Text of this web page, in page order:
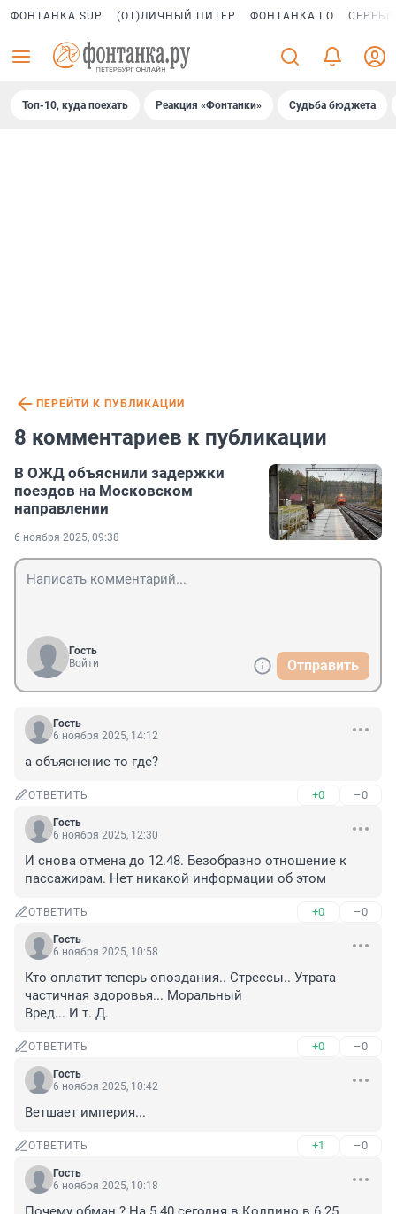
ФОНТАНКА SUP (ОТ)ЛИЧНЫЙ ПИТЕР ФОНТАНКА ГО
Топ-10, куда поехать Реакция «Фонтанки» Судьба бюджета
ПЕРЕЙТИ К ПУБЛИКАЦИИ
8 комментариев к публикации
В ОЖД объяснили задержки
поездов на Московском
направлении
6 ноября 2025, 09:38
Гость
Войти
Отправить
Гость
6 ноября 2025, 14:12
а объяснение то где?
ОТВЕТИТЬ +0 –0
Гость
6 ноября 2025, 12:30
И снова отмена до 12.48. Безобразно отношение к
пассажирам. Нет никакой информации об этом
ОТВЕТИТЬ +0 –0
Гость
6 ноября 2025, 10:58
Кто оплатит теперь опоздания.. Стрессы.. Утрата
частичная здоровья... Моральный
Вред... И т. Д.
ОТВЕТИТЬ +0 –0
Гость
6 ноября 2025, 10:42
Ветшает империя...
ОТВЕТИТЬ +1 –0
Гость
6 ноября 2025, 10:18